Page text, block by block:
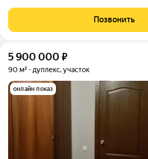
планировкой ждёт своих хозяев! В доме:
изолированные комнаты;
Позвонить
5 900 000 ₽
90 м² дуплекс, участок
онлайн показ